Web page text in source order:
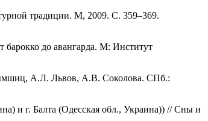
традиции. М, 2009. С. 359–369.
барокко до авангарда. М: Институт
А.Л. Львов, А.В. Соколова. СПб.:
и г. Балта (Одесская обл., Украина)) // Сны и